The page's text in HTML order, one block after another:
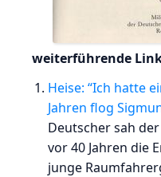
weiterführende
Heise: “Ich hatte
Jahren flog
Deutscher sah
vor 40 Jahren die
junge